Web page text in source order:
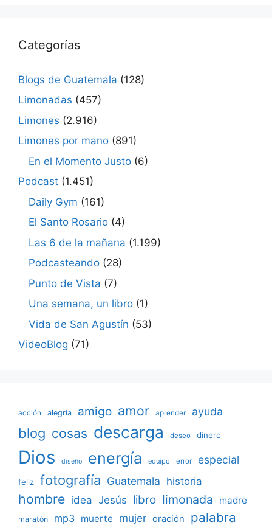
Categorías
Blogs de Guatemala (128)
Limonadas (457)
Limones (2.916)
Limones por mano (891)
En el Momento Justo (6)
Podcast (1.451)
Daily Gym (161)
El Santo Rosario (4)
Las 6 de la mañana (1.199)
Podcasteando (28)
Punto de Vista (7)
Una semana, un libro (1)
Vida de San Agustín (53)
VideoBlog (71)
acción alegría amigo amor aprender ayuda
blog cosas descarga deseo dinero
Dios diseño energía equipo error especial
feliz fotografía Guatemala historia
hombre idea Jesús libro limonada madre
maratón mp3 muerte mujer oración palabra